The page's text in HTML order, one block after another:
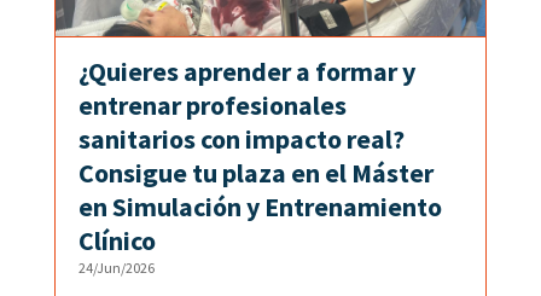
¿Quieres aprender a formar y
entrenar profesionales
sanitarios con impacto real?
Consigue tu plaza en el Máster
en Simulación y Entrenamiento
Clínico
24/Jun/2026